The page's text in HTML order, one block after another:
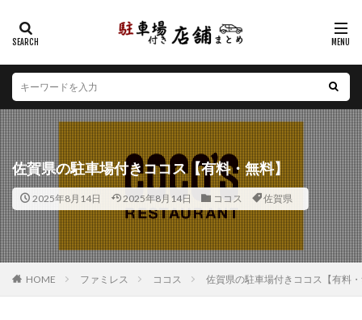
佐賀県の駐車場付きココス【有料・無料】
2025年8月14日 2025年8月14日 ココス 佐賀県
HOME ファミレス ココス 佐賀県の駐車場付きココス【有料
カテゴリー
エリア
北海道 青森県 岩手県 宮城県
秋田県
山形県
福島県 茨城県 栃木県
群馬県
埼玉県
千葉県 東京都 神奈川県
新潟県
山梨県
長野県 富山県 石川県
福井県
岐阜県
静岡県 愛知県 三重県
滋賀県
京都府
大阪府 兵庫県 奈良県
和歌山県
広島県
山口県
徳島県
香川県 愛媛県 高知県
福岡県